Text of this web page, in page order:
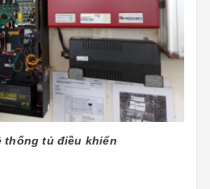
thống tủ điều khiển